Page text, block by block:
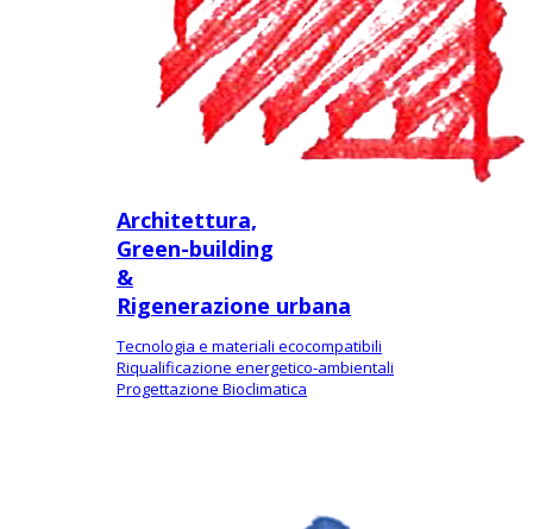
Architettura,
Green-building
&
Rigenerazione urbana
Tecnologia e materiali ecocompatibili
Riqualificazione energetico-ambientali
Progettazione Bioclimatica